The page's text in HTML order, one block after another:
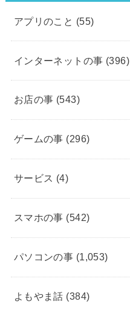
アプリのこと (55)
インターネットの事 (396)
お店の事 (543)
ゲームの事 (296)
サービス (4)
スマホの事 (542)
パソコンの事 (1,053)
よもやま話 (384)